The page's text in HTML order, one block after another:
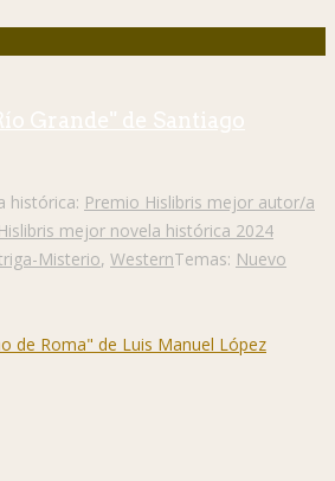
Grande" de Santiago
histórica: Premio Hislibris mejor autor/a
mejor novela histórica 2024
Misterio, WesternTemas: Nuevo